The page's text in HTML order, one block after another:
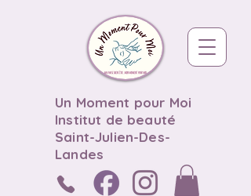
Un Moment pour Moi
Institut de beauté
Saint-Julien-Des-
Landes